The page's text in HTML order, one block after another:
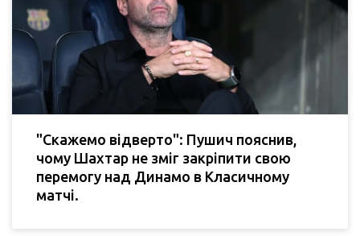
"Скажемо відверто": Пушич пояснив,
чому Шахтар не зміг закріпити свою
перемогу над Динамо в Класичному
матчі.